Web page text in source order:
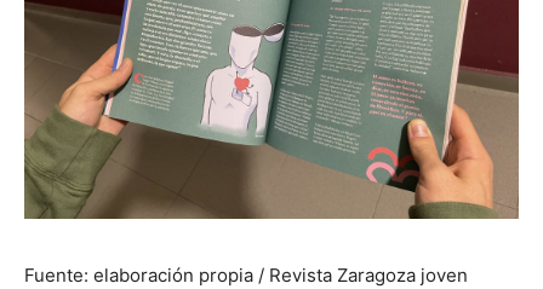
Fuente: elaboración propia / Revista Zaragoza joven